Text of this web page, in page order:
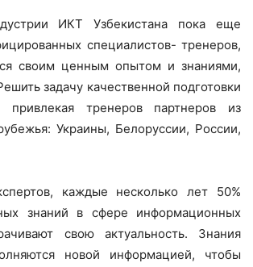
ИКТ Узбекистана пока еще
специалистов- тренеров,
своим ценным опытом и знаниями,
задачу качественной подготовки
привлекая тренеров партнеров из
Украины, Белоруссии, России,
каждые несколько лет 50%
знаний в сфере информационных
свою актуальность. Знания
новой информацией, чтобы